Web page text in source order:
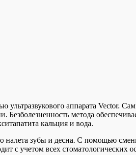
аппарата Vector.
метода
кальция и вода.
налета зубы и десна. С помощью
с учетом всех стоматологических